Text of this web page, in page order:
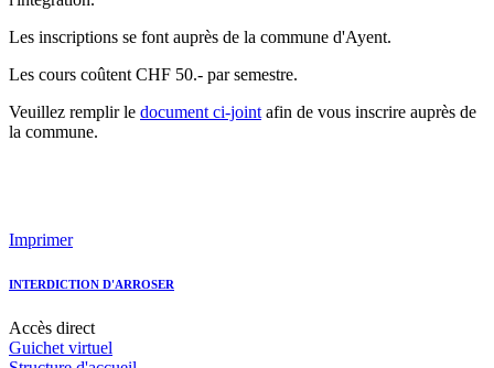
Les inscriptions se font auprès de la commune d'Ayent.
Les cours coûtent CHF 50.- par semestre.
Veuillez remplir le document ci-joint afin de vous inscrire auprès de
la commune.
Imprimer
INTERDICTION D'ARROSER
Accès direct
Guichet virtuel